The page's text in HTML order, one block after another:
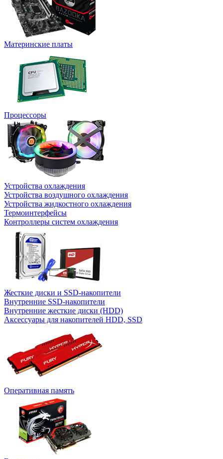
Материнские платы
Процессоры
Устройства охлаждения
Устройства воздушного охлаждения
Устройства жидкостного охлаждения
Термоинтерфейсы
Контроллеры систем охлаждения
Жесткие диски и SSD-накопители
Внутренние SSD-накопители
Внутренние жесткие диски (HDD)
Аксессуары для накопителей HDD, SSD
Оперативная память